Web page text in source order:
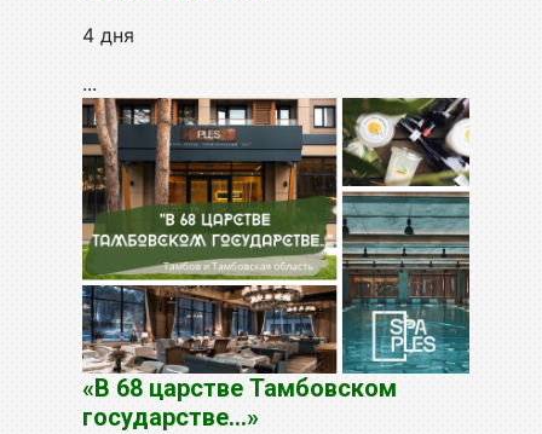
4 дня
...
«В 68 царстве Тамбовском
государстве...»